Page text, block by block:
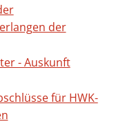
der
- Auskunft
für HWK-